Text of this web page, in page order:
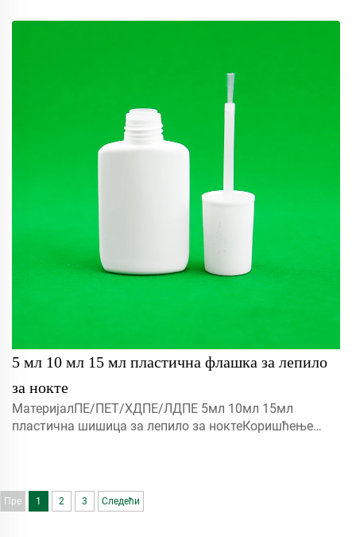
амбалажу хране.Објекат5мл 10мл 15мл контактирајте
5 мл 10 мл 15 мл пластична флашка за лепило
за нокте
МатеријалПЕ/ПЕТ/ХДПЕ/ЛДПЕ 5мл 10мл 15мл
пластична шишица за лепило за ноктеКоришћење
Пре 1 2 3 Следећи